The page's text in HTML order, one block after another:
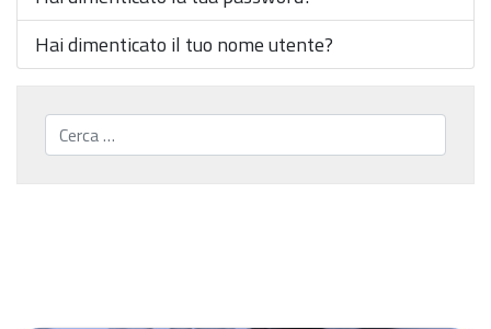
Hai dimenticato il tuo nome utente?
Cerca...